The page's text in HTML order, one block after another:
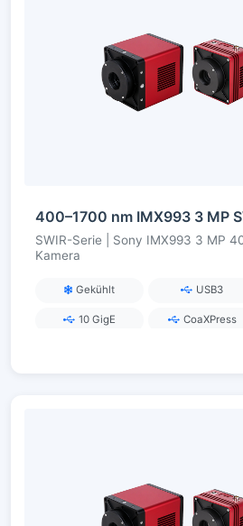
SWIR-Serie | Sony IMX993 3 MP
Kamera
Gekühlt USB3
10 GigE CoaXPress